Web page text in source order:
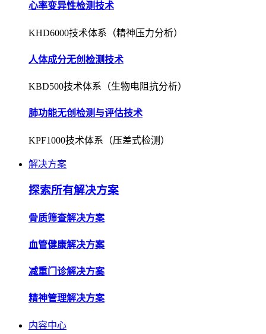
心率变异性检测技术
KHD6000技术体系（精神压力分析）
人体成分无创检测技术
KBD500技术体系（生物电阻抗分析）
肺功能无创检测与评估技术
KPF1000技术体系（压差式检测）
解决方案
探索所有解决方案
骨质筛查解决方案
血管健康解决方案
减重门诊解决方案
精神管理解决方案
内容中心